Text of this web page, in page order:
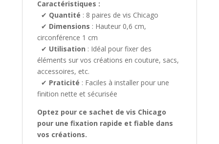
Caractéristiques :
✔ Quantité : 8 paires de vis Chicago
✔ Dimensions : Hauteur 0,6 cm,
circonférence 1 cm
✔ Utilisation : Idéal pour fixer des
éléments sur vos créations en couture, sacs,
accessoires, etc.
✔ Praticité : Faciles à installer pour une
finition nette et sécurisée
Optez pour ce sachet de vis Chicago
pour une fixation rapide et fiable dans
vos créations.